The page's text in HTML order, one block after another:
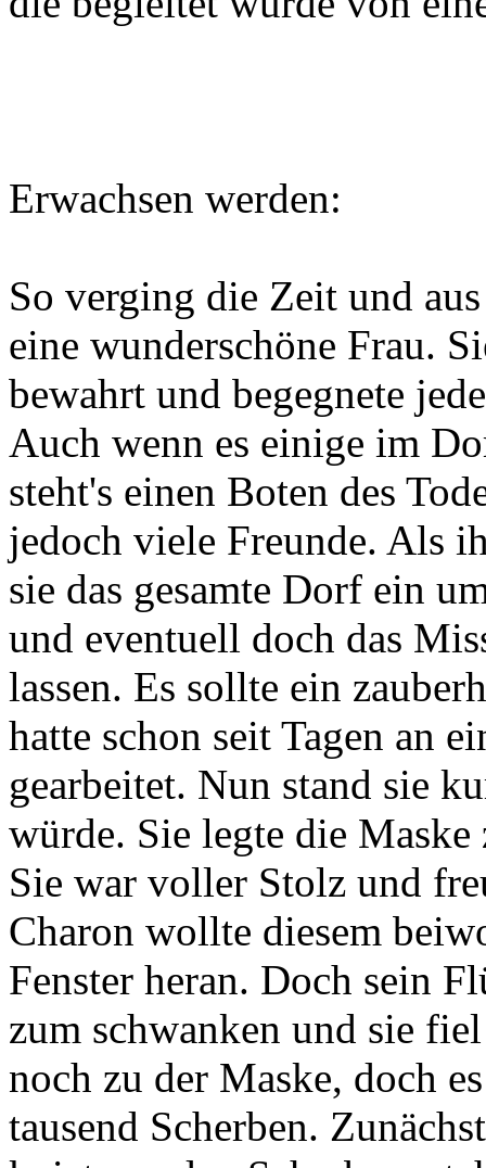
Erwachsen werden:
So verging die Zeit und
eine wunderschöne Frau.
bewahrt und begegnete
Auch wenn es einige im
steht's einen Boten des
jedoch viele Freunde. Als
sie das gesamte Dorf ein
und eventuell doch das
lassen. Es sollte ein
hatte schon seit Tagen an
gearbeitet. Nun stand sie
würde. Sie legte die Maske
Sie war voller Stolz und
Charon wollte diesem
Fenster heran. Doch sein
zum schwanken und sie
noch zu der Maske, doch
tausend Scherben.